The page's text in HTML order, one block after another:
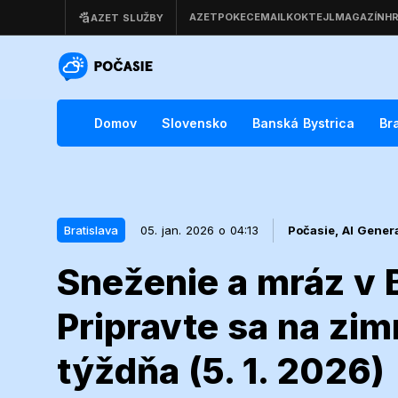
Domov Slovensko Banská Bystrica
Bratislava 05. jan. 2026 o 04:13 Počasie, AI
Sneženie a mráz v
Pripravte sa na
týždňa (5. 1. 2026)
Bratislava
Sneženie a